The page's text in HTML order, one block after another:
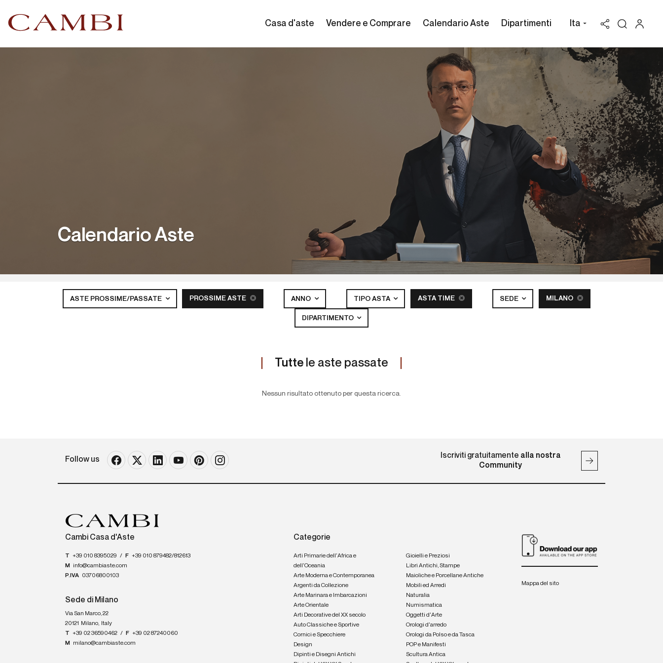
Casa d'aste Vendere e Comprare Calendario Aste Dipartimenti Ita
Calendario Aste
ASTE PROSSIME/PASSATE PROSSIME ASTE ANNO TIPO ASTA ASTA TIME SEDE MILANO
DIPARTIMENTO
Tutte le aste passate
Nessun risultato ottenuto per questa ricerca.
Follow us Iscriviti gratuitamente alla nostra
Community
Cambi Casa d'Aste
T +39 010 8395029 / F +39 010 879482/812613
M
info@cambiaste.com
P.IVA 03706800103
Sede di Milano
Via San Marco, 22
20121
Milano, Italy
T +39 02 36590462 / F +39 02 87240060
M
milano@cambiaste.com
Categorie
Arti Primarie dell'Africa e
dell'Oceania
Arte Moderna e Contemporanea
Argenti da Collezione
Arte Marinara e Imbarcazioni
Arte Orientale
Arti Decorative del XX secolo
Auto Classiche e Sportive
Cornici e Specchiere
Design
Dipinti e Disegni Antichi
Gioielli e Preziosi
Libri Antichi, Stampe
Maioliche e Porcellane Antiche
Mobili ed Arredi
Naturalia
Numismatica
Oggetti d'Arte
Orologi d'arredo
Orologi da Polso e da Tasca
POP e Manifesti
Scultura Antica
Mappa del sito